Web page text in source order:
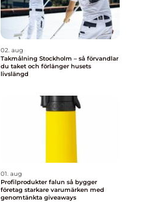
02. aug
Takmålning Stockholm – så förvandlar
du taket och förlänger husets
livslängd
01. aug
Profilprodukter falun så bygger
företag starkare varumärken med
genomtänkta giveaways